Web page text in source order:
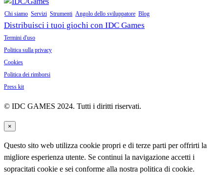
Chi siamo Servizi Strumenti Angolo dello sviluppatore Blog
Distribuisci i tuoi giochi con IDC Games
Termini d'uso
Politica sulla privacy
Cookies
Politica dei rimborsi
Press kit
© IDC GAMES 2024. Tutti i diritti riservati.
×
Questo sito web utilizza cookie propri e di terze parti per offrirti la
migliore esperienza utente. Se continui la navigazione accetti i
sopracitati cookie e sei conforme alla nostra politica di cookie.